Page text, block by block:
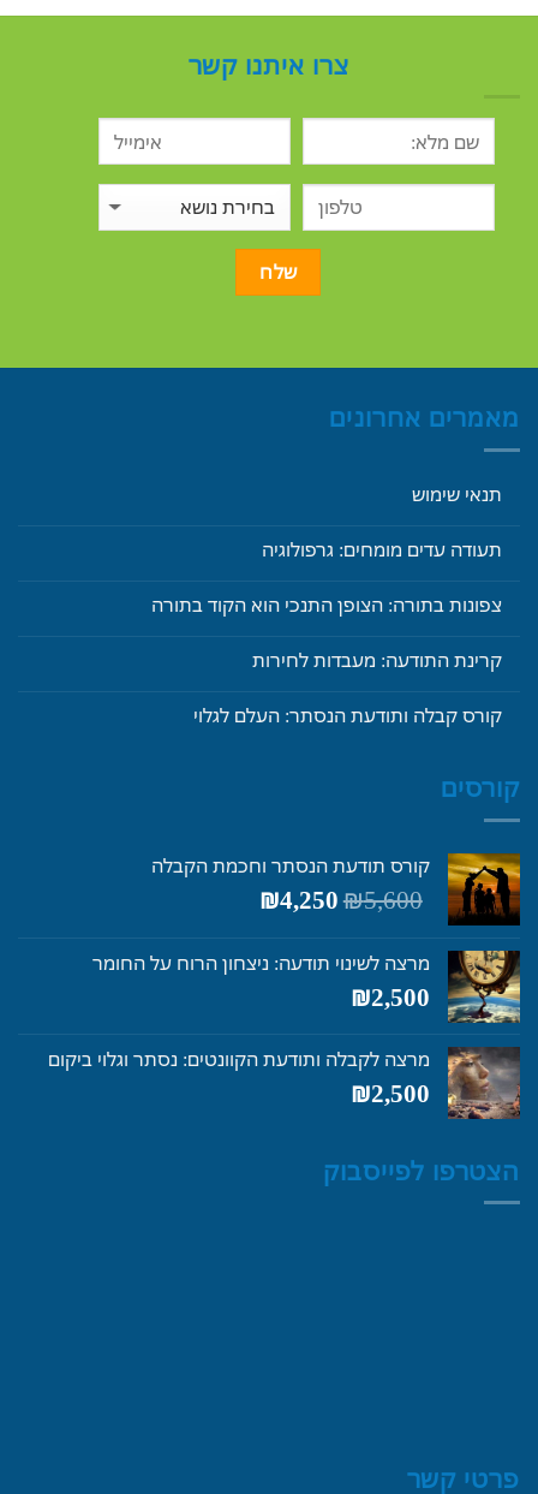
צרו איתנו קשר
מאמרים אחרונים
תנאי שימוש
תעודה עדים מומחים: גרפולוגיה
צפונות בתורה: הצופן התנכי הוא הקוד בתורה
קרינת התודעה: מעבדות לחירות
קורס קבלה ותודעת הנסתר: העלם לגלוי
קורסים
קורס תודעת הנסתר וחכמת הקבלה
₪5,600
המחיר
המקורי
₪5,600.
₪4,250
₪4,250.
מרצה לשינוי תודעה: ניצחון הרוח על החומר
₪2,500
מרצה לקבלה ותודעת הקוונטים: נסתר וגלוי ביקום
₪2,500
הצטרפו לפייסבוק
פרטי קשר